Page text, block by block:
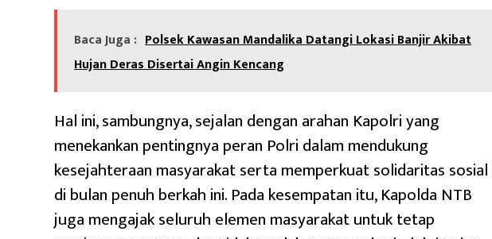
Baca Juga : ‎Polsek Kawasan Mandalika Datangi Lokasi Banjir Akibat
Hujan Deras Disertai Angin Kencang
Hal ini, sambungnya, sejalan dengan arahan Kapolri yang
menekankan pentingnya peran Polri dalam mendukung
kesejahteraan masyarakat serta memperkuat solidaritas sosial
di bulan penuh berkah ini. Pada kesempatan itu, Kapolda NTB
juga mengajak seluruh elemen masyarakat untuk tetap